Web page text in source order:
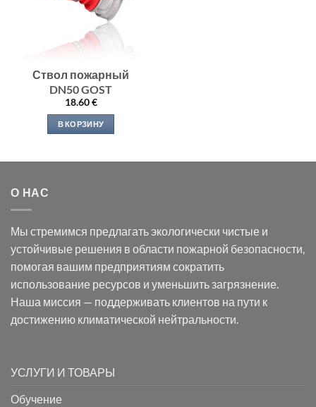
Ствол пожарный
DN50 GOST
18.60€
В КОРЗИНУ
О НАС
Мы стремимся предлагать экологически чистые и
устойчивые решения в области пожарной безопасности,
помогая вашим предприятиям сократить
использование ресурсов и уменьшить загрязнение.
Наша миссия — поддерживать клиентов на пути к
достижению климатической нейтральности.
УСЛУГИ И ТОВАРЫ
Обучение